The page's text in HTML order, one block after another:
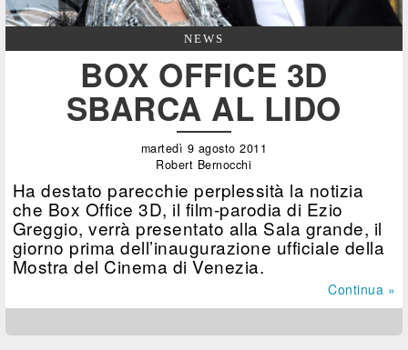
NEWS
BOX OFFICE 3D
SBARCA AL LIDO
martedì 9 agosto 2011
Robert Bernocchi
Ha destato parecchie perplessità la notizia
che Box Office 3D, il film-parodia di Ezio
Greggio, verrà presentato alla Sala grande, il
giorno prima dell’inaugurazione ufficiale della
Mostra del Cinema di Venezia.
Continua »